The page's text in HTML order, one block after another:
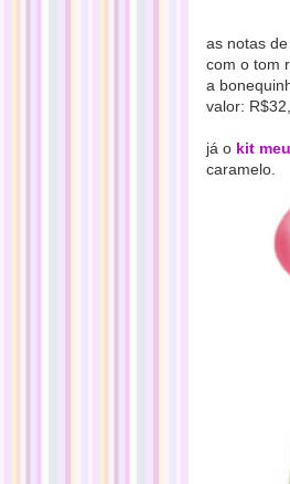
as notas
com o tom
a
valor:
já o kit
caramelo.